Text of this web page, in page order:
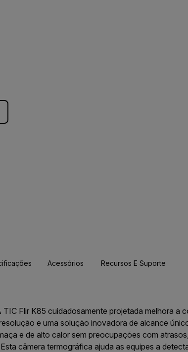
Acessórios Recursos E Suporte
TIC Flir K85 cuidadosamente projetada melhora a
e uma solução inovadora de alcance
e de alto calor sem preocupações com
Esta câmera termográfica ajuda as equipes a